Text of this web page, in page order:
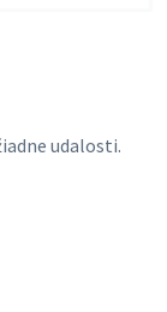
udalosti.